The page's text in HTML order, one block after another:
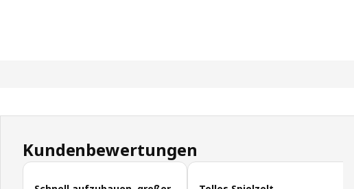
Kundenbewertungen
Kundenbewertungen überspringen